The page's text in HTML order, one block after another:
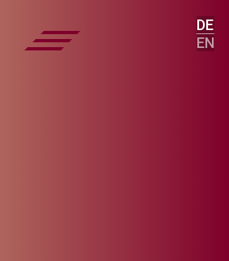
DE
EN